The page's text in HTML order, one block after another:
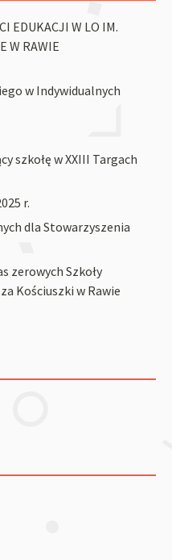
EDUKACJI W LO IM.
W RAWIE
w Indywidualnych
szkołę w XXIII Targach
r.
dla Stowarzyszenia
zerowych Szkoły
Kościuszki w Rawie